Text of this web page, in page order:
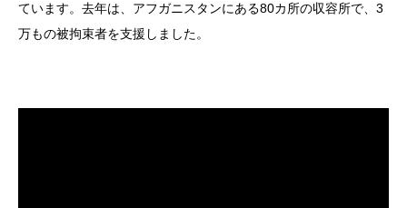
ています。去年は、アフガニスタンにある80カ所の収容所で、3
万もの被拘束者を支援しました。